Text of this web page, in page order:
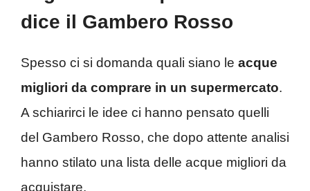
dice il Gambero Rosso
Spesso ci si domanda quali siano le acque
migliori da comprare in un supermercato.
A schiarirci le idee ci hanno pensato quelli
del Gambero Rosso, che dopo attente analisi
hanno stilato una lista delle acque migliori da
acquistare.